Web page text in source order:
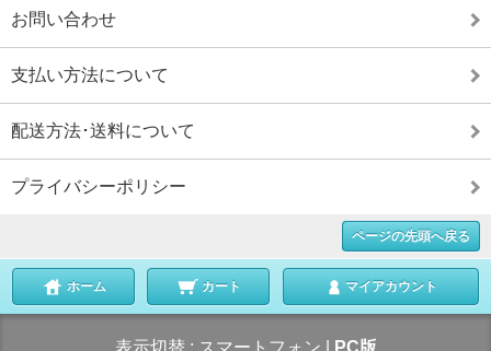
お問い合わせ
支払い方法について
配送方法･送料について
プライバシーポリシー
ページの先頭へ戻る
ホーム カート マイアカウント
表示切替 : スマートフォン PC版